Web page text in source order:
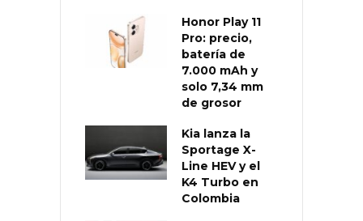
Honor Play 11
Pro: precio,
batería de
7.000 mAh y
solo 7,34 mm
de grosor
Kia lanza la
Sportage X-
Line HEV y el
K4 Turbo en
Colombia